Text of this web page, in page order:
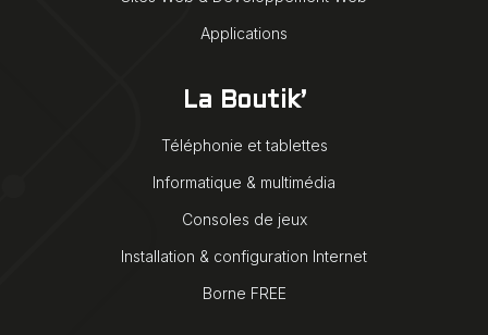
Applications
La Boutik’
Téléphonie et tablettes
Informatique & multimédia
Consoles de jeux
Installation & configuration Internet
Borne FREE